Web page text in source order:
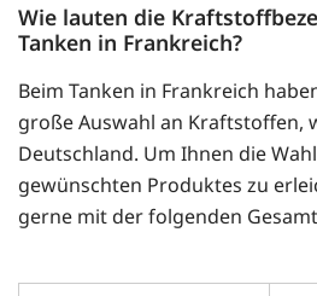
Wie lauten die
Tanken in Frankreich?
Beim Tanken in Frankreich
große Auswahl an Kraftstoffen,
Deutschland. Um Ihnen die
gewünschten Produktes zu
gerne mit der folgenden